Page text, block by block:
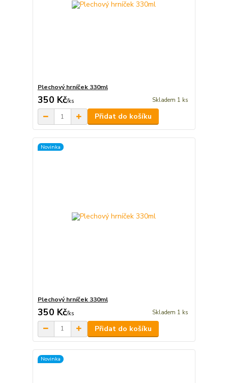
Plechový hrníček 330ml
350 Kč/ks Skladem 1 ks
Přidat do košíku
Novinka
Plechový hrníček 330ml
350 Kč/ks Skladem 1 ks
Přidat do košíku
Novinka